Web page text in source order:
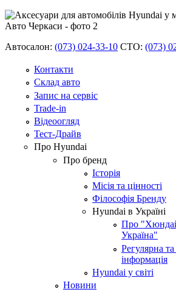
Автосалон: (073) 024-33-10 СТО: (073)
Контакти
Склад авто
Запис на сервіс
Trade-in
Відеоогляд
Тест-Драйв
Про Hyundai
Про бренд
Історія
Місія та цінності
Філософія Бренду
Hyundai в Україні
Про
Україна"
Регулярна
інформація
Hyundai у світі
Новини